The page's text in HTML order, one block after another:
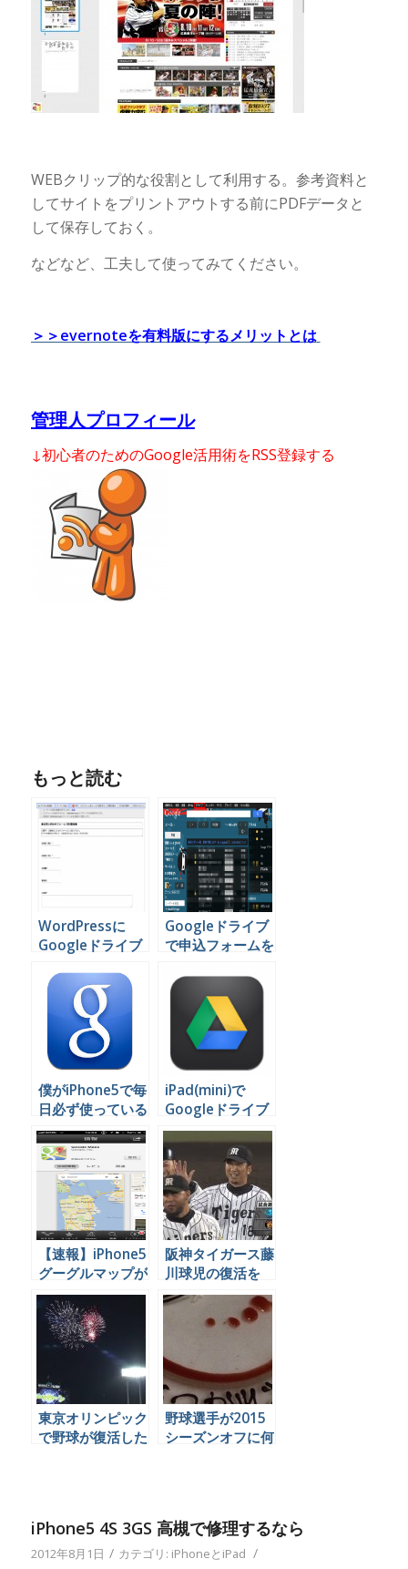
WEBクリップ的な役割として利用する。参考資料と
してサイトをプリントアウトする前にPDFデータと
して保存しておく。
などなど、工夫して使ってみてください。
＞＞evernoteを有料版にするメリットとは
管理人プロフィール
↓初心者のためのGoogle活用術をRSS登録する
もっと読む
WordPressに
Googleドライブ
ームを掲載する
Googleドライブ
で申込フォームを
グに掲載できる超
簡単な方法
僕がiPhone5で毎
日必ず使っている
５つのGoogleサ
ービスと便利な関
連アプリ
iPad(mini)で
Googleドライブ
のデータを編集す
る
【速報】iPhone5
グーグルマップが
復活！
阪神タイガース藤
川球児の復活を
Twitter民はどう
見たか、まとめ
東京オリンピック
で野球が復活した
野球選手が2015
シーズンオフに何
iPhone5 4S 3GS 高槻で修理するなら
2012年8月1日 / カテゴリ: iPhoneとiPad /